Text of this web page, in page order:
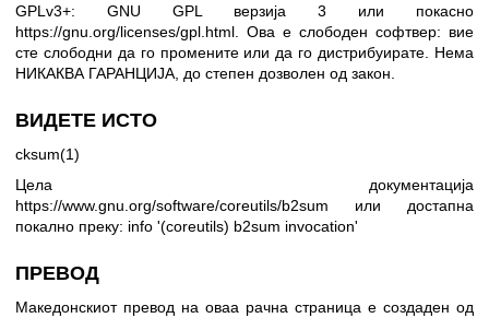
GPLv3+: GNU GPL верзија 3 или покасно
https://gnu.org/licenses/gpl.html
Ова е слободен софтвер: вие
сте слободни да го промените или да го дистрибуирате. Нема
НИКАКВА ГАРАНЦИЈА, до степен дозволен од закон.
ВИДЕТЕ ИСТО
cksum(1)
Цела документација
https://www.gnu.org/software/coreutils/b2sum
или достапна
покално преку: info '(coreutils) b2sum invocation'
ПРЕВОД
Македонскиот превод на оваа рачна страница е создаден од